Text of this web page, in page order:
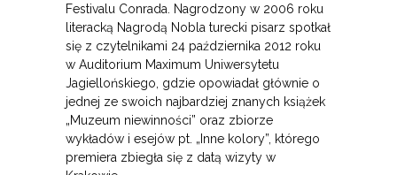
Festivalu Conrada. Nagrodzony w 2006 roku
literacką Nagrodą Nobla turecki pisarz spotkał
się z czytelnikami 24 października 2012 roku
w Auditorium Maximum Uniwersytetu
Jagiellońskiego, gdzie opowiadał głównie o
jednej ze swoich najbardziej znanych książek
„Muzeum niewinności” oraz zbiorze
wykładów i esejów pt. „Inne kolory”, którego
premiera zbiegła się z datą wizyty w